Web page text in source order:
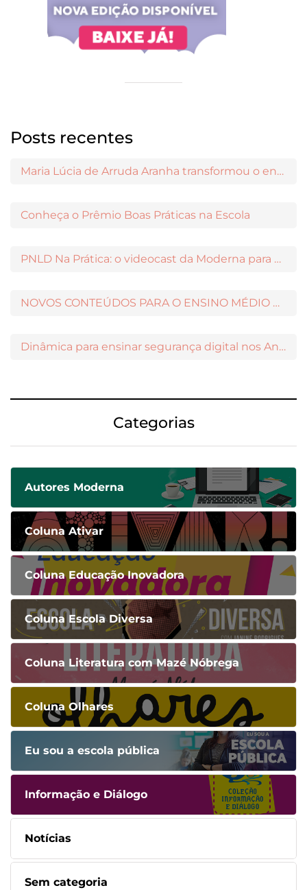
Posts recentes
Maria Lúcia de Arruda Aranha transformou o ensino de Filosofia no Brasil
Conheça o Prêmio Boas Práticas na Escola
PNLD Na Prática: o videocast da Moderna para apoiar a escolha das obras aprovadas
NOVOS CONTEÚDOS PARA O ENSINO MÉDIO DISPONÍVEIS NO MODERNAMIGOS
Dinâmica para ensinar segurança digital nos Anos Iniciais
Categorias
Autores Moderna
Coluna Ativar
Coluna Educação Inovadora
Coluna Escola Diversa
Coluna Literatura com Mazé Nóbrega
Coluna Olhares
Eu sou a escola pública
Informação e Diálogo
Notícias
Sem categoria